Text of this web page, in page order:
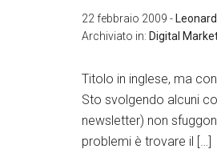
22 febbraio 2009 -
Archiviato in: Digital
Titolo in inglese, ma
Sto svolgendo alcuni
newsletter) non
problemi è trovare il […]